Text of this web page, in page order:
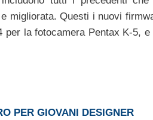
migliorata. Questi i nuovi
la fotocamera Pentax K-5,
PER GIOVANI DESIGNER